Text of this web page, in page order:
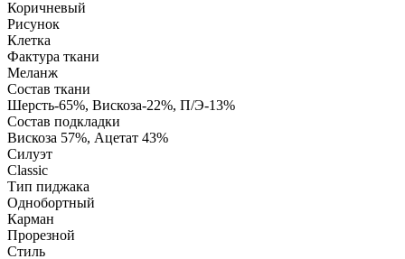
Коричневый
Рисунок
Клетка
Фактура ткани
Меланж
Состав ткани
Шерсть-65%, Вискоза-22%, П/Э-13%
Состав подкладки
Вискоза 57%, Ацетат 43%
Силуэт
Classic
Тип пиджака
Однобортный
Карман
Прорезной
Стиль